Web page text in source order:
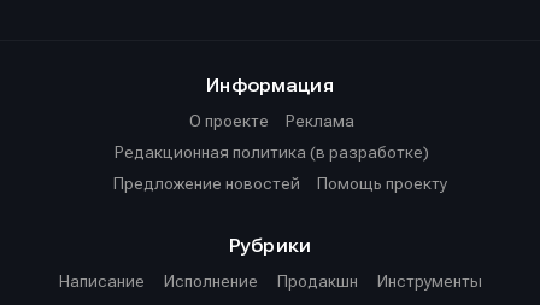
Информация
О проекте
Реклама
Редакционная политика (в разработке)
Предложение новостей
Помощь проекту
Рубрики
Написание
Исполнение Продакшн
Инструменты